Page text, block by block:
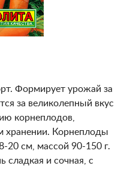
Формирует урожай за
за великолепный вкус
корнеплодов,
хранении. Корнеплоды
20 см, массой 90-150 г.
сладкая и сочная, с